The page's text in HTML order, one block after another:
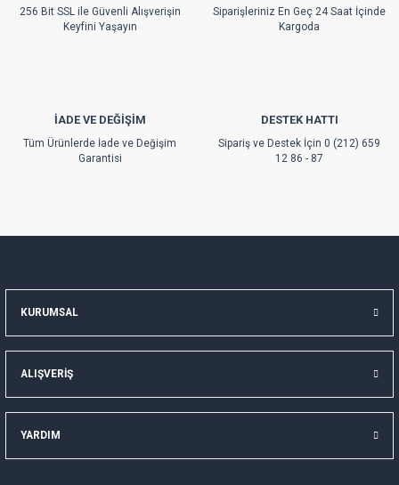
Bu ürüne benzer farklı alternatifler olmalı.
256 Bit SSL ile Güvenli Alışverişin
Keyfini Yaşayın
Siparişleriniz En Geç 24 Saat İçinde
Kargoda
İADE VE DEĞİŞİM
Tüm Ürünlerde İade ve Değişim
Garantisi
DESTEK HATTI
Sipariş ve Destek İçin 0 (212) 659
12 86 - 87
KURUMSAL
ALIŞVERİŞ
YARDIM